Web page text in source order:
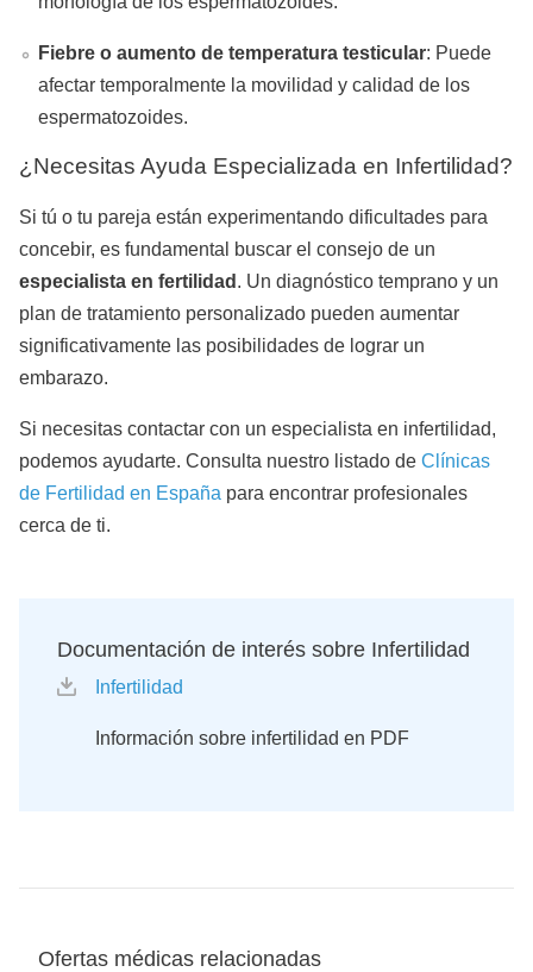
Fiebre o aumento de temperatura testicular: Puede
afectar temporalmente la movilidad y calidad de los
espermatozoides.
¿Necesitas Ayuda Especializada en Infertilidad?
Si tú o tu pareja están experimentando dificultades para
concebir, es fundamental buscar el consejo de un
especialista en fertilidad . Un diagnóstico temprano y un
plan de tratamiento personalizado pueden aumentar
significativamente las posibilidades de lograr un
embarazo.
Si necesitas contactar con un especialista en infertilidad,
podemos ayudarte. Consulta nuestro listado de Clínicas
de Fertilidad en España para encontrar profesionales
cerca de ti.
Documentación de interés sobre Infertilidad
Infertilidad
Información sobre infertilidad en PDF
Ofertas médicas relacionadas